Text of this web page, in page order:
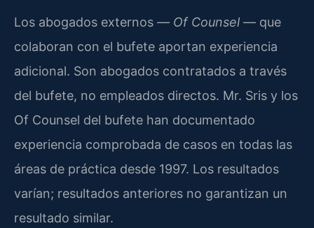
Los abogados externos — Of Counsel — que
colaboran con el bufete aportan experiencia
adicional. Son abogados contratados a través
del bufete, no empleados directos. Mr. Sris y los
Of Counsel del bufete han documentado
experiencia comprobada de casos en todas las
áreas de práctica desde 1997. Los resultados
varían; resultados anteriores no garantizan un
resultado similar.